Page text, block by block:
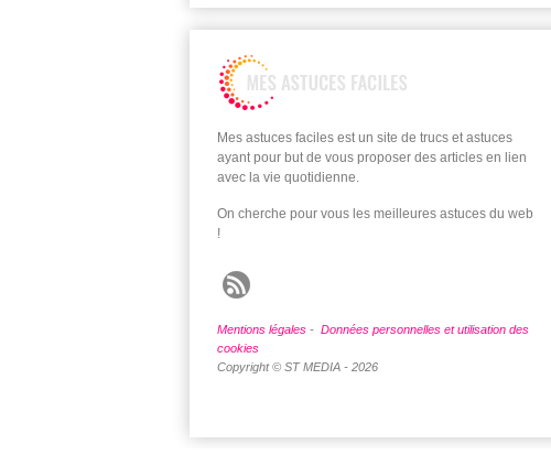
Mes astuces faciles est un site de trucs et astuces
ayant pour but de vous proposer des articles en lien
avec la vie quotidienne.
On cherche pour vous les meilleures astuces du web
!
Mentions légales - Données personnelles et utilisation des
cookies
Copyright © ST MEDIA - 2026